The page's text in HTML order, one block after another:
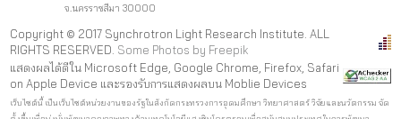
จ.นครราชสีมา 30000
Copyright © 2017 Synchrotron Light Research Institute. ALL
RIGHTS RESERVED. Some Photos by Freepik
แสดงผลได้ดีใน Microsoft Edge, Google Chrome, Firefox, Safari
on Apple Device และรองรับการแสดงผลบน Moblie Devices
เว็บไซต์นี้ เป็นเว็บไซต์หน่วยงานของรัฐในสังกัดกระทรวงการอุดมศึกษา วิทยาศาสตร์ วิจัยและนวัตกรรม จัด